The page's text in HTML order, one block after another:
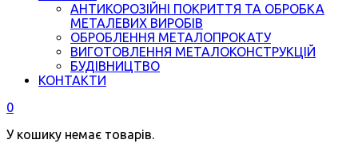
АНТИКОРОЗІЙНІ ПОКРИТТЯ ТА ОБРОБКА
МЕТАЛЕВИХ ВИРОБІВ
ОБРОБЛЕННЯ МЕТАЛОПРОКАТУ
ВИГОТОВЛЕННЯ МЕТАЛОКОНСТРУКЦІЙ
БУДІВНИЦТВО
КОНТАКТИ
0
У кошику немає товарів.